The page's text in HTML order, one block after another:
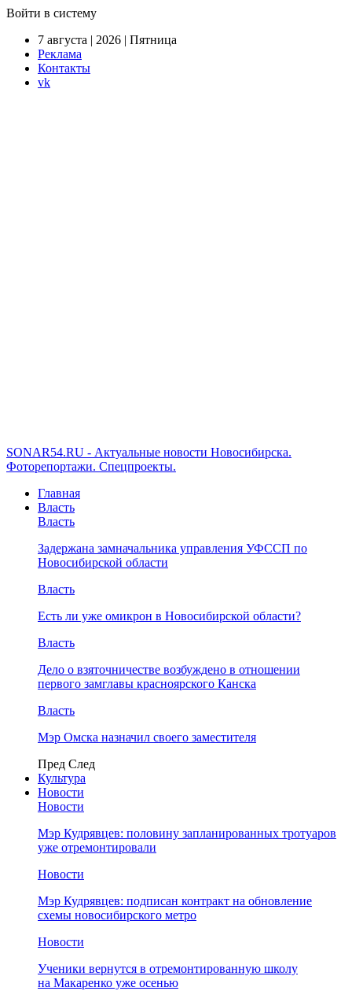
Войти в систему
7 августа | 2026 | Пятница
Реклама
Контакты
vk
SONAR54.RU - Актуальные новости Новосибирска.
Фоторепортажи. Спецпроекты.
Главная
Власть
Власть
Задержана замначальника управления УФССП по
Новосибирской области
Власть
Есть ли уже омикрон в Новосибирской области?
Власть
Дело о взяточничестве возбуждено в отношении
первого замглавы красноярского Канска
Власть
Мэр Омска назначил своего заместителя
Пред След
Культура
Новости
Новости
Мэр Кудрявцев: половину запланированных тротуаров
уже отремонтировали
Новости
Мэр Кудрявцев: подписан контракт на обновление
схемы новосибирского метро
Новости
Ученики вернутся в отремонтированную школу
на Макаренко уже осенью